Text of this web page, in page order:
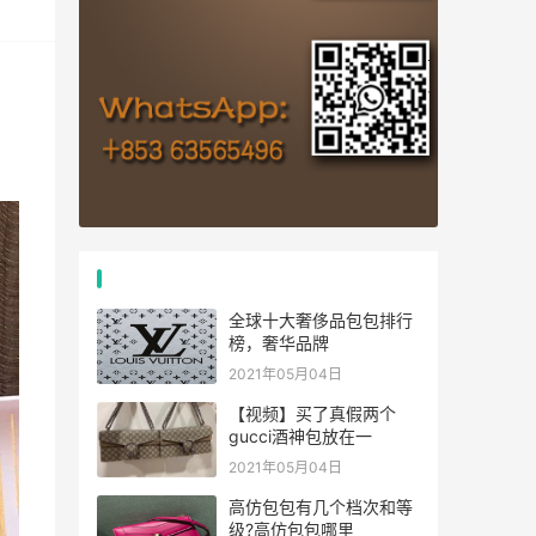
全球十大奢侈品包包排行
榜，奢华品牌
2021年05月04日
【视频】买了真假两个
gucci酒神包放在一
2021年05月04日
高仿包包有几个档次和等
级?高仿包包哪里